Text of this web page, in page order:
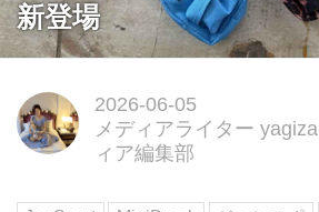
新登場
2026-06-05
メディアライター yagiza
ィア編集部